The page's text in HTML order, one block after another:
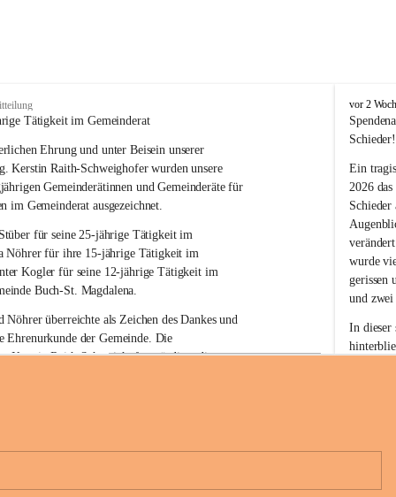
Tätigkeit im Gemeinderat
Ehrung und unter Beisein unserer
Kerstin Raith-Schweighofer wurden unsere
Gemeinderätinnen und Gemeinderäte für
im Gemeinderat ausgezeichnet.
für seine 25-jährige Tätigkeit im
Nöhrer für ihre 15-jährige Tätigkeit im
Kogler für seine 12-jährige Tätigkeit im
Buch-St. Magdalena.
Nöhrer überreichte als Zeichen des Dankes und
Ehrenurkunde der Gemeinde. Die
Kerstin Raith-Schweighofer würdigte die
+6
B
u
c
-
S
t
.
M
a
g
d
a
e
n
a
vor 2
Schieder!
Ein
2026
wurde
gerissen
und
In dieser